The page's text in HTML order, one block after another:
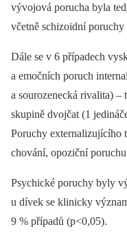
vývojová porucha byla
včetně schizoidní
Dále se v 6 případech
a emočních poruch
a sourozenecká rivalita)
skupině dvojčat (1
Poruchy externalizujícího
chování, opoziční
Psychické poruchy byly
u dívek se klinicky
9 % případů (p<0,05).